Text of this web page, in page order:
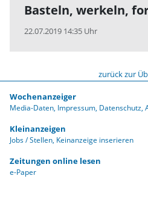
Basteln, werkeln,
22.07.2019 14:35 Uhr
zurück zur
Wochenanzeiger
Media-Daten Impressum Datenschutz
Kleinanzeigen
Jobs / Stellen Keinanzeige inserieren
Zeitungen online lesen
e-Paper